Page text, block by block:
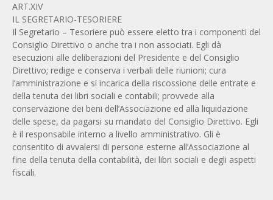
ART.XIV
IL SEGRETARIO-TESORIERE
Il Segretario – Tesoriere può essere eletto tra i componenti del
Consiglio Direttivo o anche tra i non associati. Egli dà
esecuzioni alle deliberazioni del Presidente e del Consiglio
Direttivo; redige e conserva i verbali delle riunioni; cura
l’amministrazione e si incarica della riscossione delle entrate e
della tenuta dei libri sociali e contabili; provvede alla
conservazione dei beni dell’Associazione ed alla liquidazione
delle spese, da pagarsi su mandato del Consiglio Direttivo. Egli
è il responsabile interno a livello amministrativo. Gli è
consentito di avvalersi di persone esterne all’Associazione al
fine della tenuta della contabilità, dei libri sociali e degli aspetti
fiscali.